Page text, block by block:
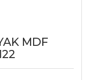
MDF